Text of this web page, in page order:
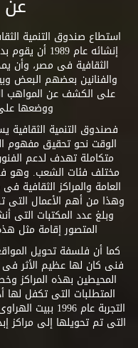
استطاع صندوق التنمية
إنشائه عام
الثقافية فى مصر، وأن
والفنانين بعضهم البعض
على الكشف عن المواهب
ووضعها على
فصندوق التنمية
الوقت نحو تحقيق مفهوم
متكاملة تهدف لدعم
مختلف فئات الشعب. وهو
العامة والمراكز الثقافية
وهذا من أهم الأعمال التى
وبلغ عدد المكتبات
المتصور إقامة مثل هذه
كما أن فلسفة تحويل
فنى كان لها عظيم الأثر
المحيطين بهذه المراكز
المتطلبات التى تكفل لها
التجربة عام